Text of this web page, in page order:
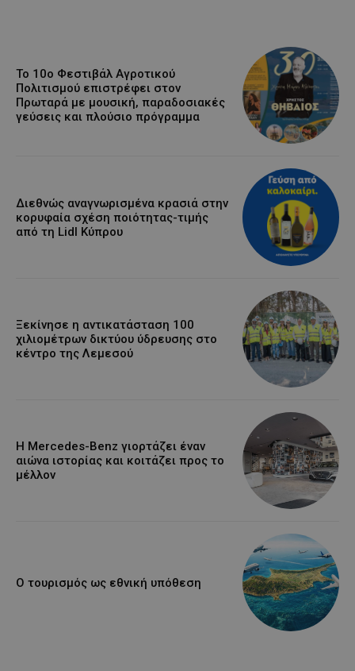
Το 10ο Φεστιβάλ Αγροτικού
Πολιτισμού επιστρέφει στον
Πρωταρά με μουσική, παραδοσιακές
γεύσεις και πλούσιο πρόγραμμα
Διεθνώς αναγνωρισμένα κρασιά στην
κορυφαία σχέση ποιότητας-τιμής
από τη Lidl Κύπρου
Ξεκίνησε η αντικατάσταση 100
χιλιομέτρων δικτύου ύδρευσης στο
κέντρο της Λεμεσού
Η Mercedes-Benz γιορτάζει έναν
αιώνα ιστορίας και κοιτάζει προς το
μέλλον
Ο τουρισμός ως εθνική υπόθεση